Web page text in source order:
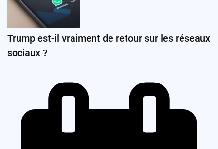
Trump est-il vraiment de retour sur les réseaux
sociaux ?